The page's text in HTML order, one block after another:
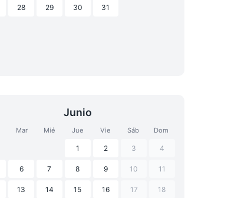
28 29 30 31
Junio
Mar Mié Jue Vie Sáb Dom
1 2 3 4
6 7 8 9 10 11
13 14 15 16 17 18